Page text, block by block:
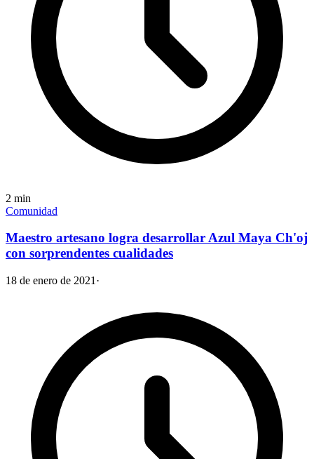
2 min
Comunidad
Maestro artesano logra desarrollar Azul Maya Ch'oj
con sorprendentes cualidades
18 de enero de 2021 ·